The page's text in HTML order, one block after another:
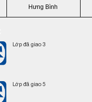
Hưng Bình
Lớp đã giao 3
Lớp đã giao 5